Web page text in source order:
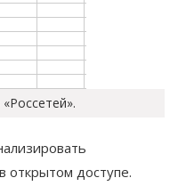
открытом доступе.